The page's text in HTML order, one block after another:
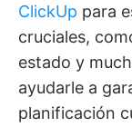
ClickUp para
cruciales,
estado y
ayudarle a
planificación